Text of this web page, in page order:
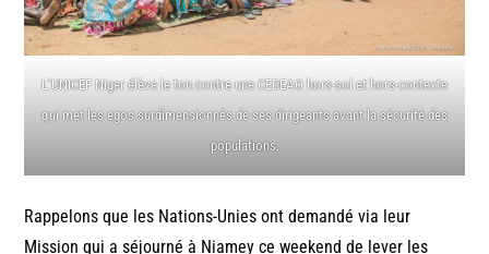
L’UNICEF Niger élève le ton contre une CEDEAO hors-sol et hors-contexte
qui met les egos surdimensionnés de ses dirigeants avant la sécurité des
populations.
Rappelons que les Nations-Unies ont demandé via leur
Mission qui a séjourné à Niamey ce weekend de lever les